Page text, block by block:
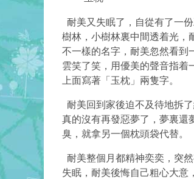
耐美又失眠了，自從有了一
樹林，小樹林裏中間透着光，
不一樣的名字，耐美忽然看到
雲笑了笑，用優美的聲音指着
上面寫著「玉枕」兩隻字。
耐美回到家後迫不及待地拆
真的沒有再發惡夢了，夢裏還
臭，就拿另一個枕頭袋代替。
耐美整個月都精神奕奕，突
失眠，耐美後悔自己粗心大意